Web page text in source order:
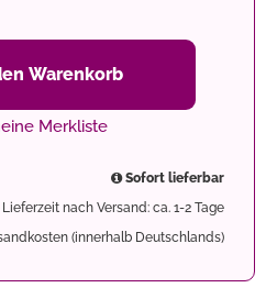
Warenkorb
Merkliste
Sofort lieferbar
Lieferzeit nach Versand: ca. 1-2 Tage
(innerhalb Deutschlands)